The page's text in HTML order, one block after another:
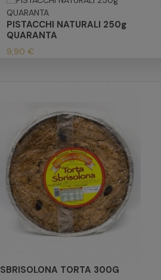
PISTACCHI NATURALI 250g
QUARANTA
9,90 €
SBRISOLONA TORTA 300G